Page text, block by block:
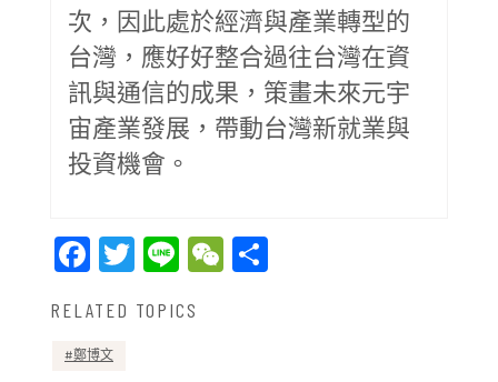
次，因此處於經濟與產業轉型的
台灣，應好好整合過往台灣在資
訊與通信的成果，策畫未來元宇
宙產業發展，帶動台灣新就業與
投資機會。
Facebook
Twitter
LineWeChat
RELATED TOPICS
鄭博文